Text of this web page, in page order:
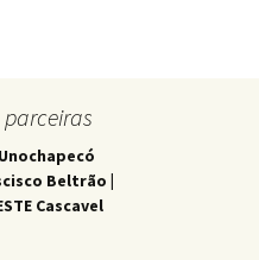
Beltrão |
Cascavel